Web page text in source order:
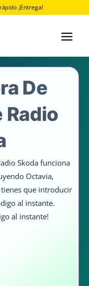
¡Entrega!
De
Radio
Skoda funciona
Octavia,
tienes que introducir
al instante.
al instante!